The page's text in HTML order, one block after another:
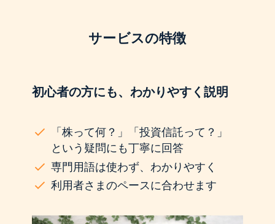
サービスの特徴
初心者の方にも、わかりやすく説明
「株って何？」「投資信託って？」
という疑問にも丁寧に回答
専門用語は使わず、わかりやすく
利用者さまのペースに合わせます